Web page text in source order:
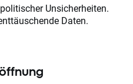
Unsicherheiten.
Daten.